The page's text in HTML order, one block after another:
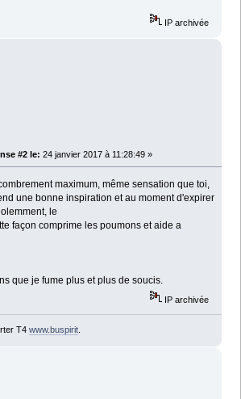
IP archivée
#2 le: 24 janvier 2017 à 11:28:49 »
maximum, même sensation que toi,
une bonne inspiration et au moment d'expirer
le
façon comprime les poumons et aide a
que je fume plus et plus de soucis.
IP archivée
T4 www.buspirit.